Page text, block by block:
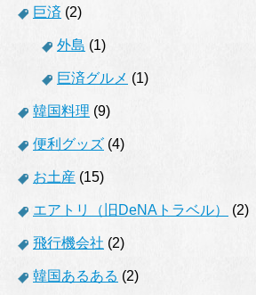
巨済 (2)
外島 (1)
巨済グルメ (1)
韓国料理 (9)
便利グッズ (4)
お土産 (15)
エアトリ（旧DeNAトラベル） (2)
飛行機会社 (2)
韓国あるある (2)